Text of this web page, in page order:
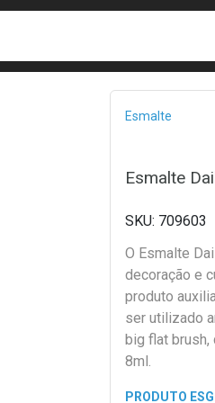
Esmalte
Esmalte
709603
O Esmalte
decoração e
produto
ser utilizado
big flat brush,
8ml.
PRODUTO